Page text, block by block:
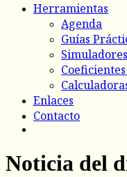
Herramientas
Agenda
Guías
Simuladores
Enlaces
Contacto
Noticia del